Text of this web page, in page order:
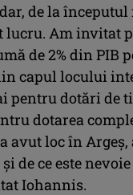
de la
lucru. Am invitat
de 2% din PIB
capul locului
pentru dotări de
dotarea
avut loc în Argeş,
de ce este
Iohannis.